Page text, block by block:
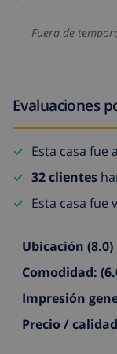
Fuera de
Evaluaciones
Esta casa fue
32 clientes
Esta casa fue
Ubicación (8.0)
Comodidad:
Impresión
Precio /